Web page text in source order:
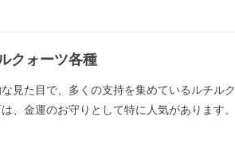
クォーツ各種
見た目で、多くの支持を集めているルチルク
、金運のお守りとして特に人気があります。